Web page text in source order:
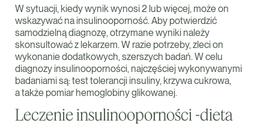
W sytuacji, kiedy wynik wynosi 2 lub więcej, może on
wskazywać na insulinooporność. Aby potwierdzić
samodzielną diagnozę, otrzymane wyniki należy
skonsultować z lekarzem. W razie potrzeby, zleci on
wykonanie dodatkowych, szerszych badań. W celu
diagnozy insulinooporności, najczęściej wykonywanymi
badaniami są: test tolerancji insuliny, krzywa cukrowa,
a także pomiar hemoglobiny glikowanej.
Leczenie insulinooporności -dieta